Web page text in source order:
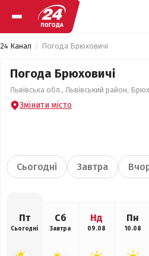
24 Канал Погода Брюховичі
Погода Брюховичі
Львівська обл., Львівський район,
Змінити місто
Сьогодні Завтра
Пт
Сьогодні
Сб
Завтра
Нд
09.08
Пн
10.08